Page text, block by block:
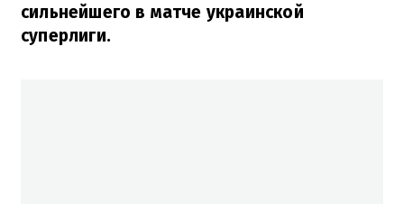
сильнейшего в матче украинской
суперлиги.